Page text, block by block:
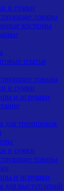
и сумки
товары
костюмы
платья
товары
и сумки
и игрушки
для тренировок
и сумки
товары
и игрушки
для выступлений